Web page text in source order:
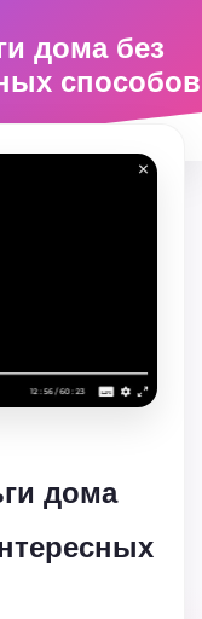
дома без
способов
дома